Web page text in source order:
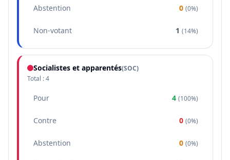
Abstention 0 (0%)
Non-votant 1 (14%)
Socialistes et apparentés(SOC)
Total :4
Pour 4 (100%)
Contre 0 (0%)
Abstention 0 (0%)